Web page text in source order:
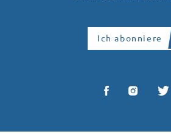
Ich abonniere